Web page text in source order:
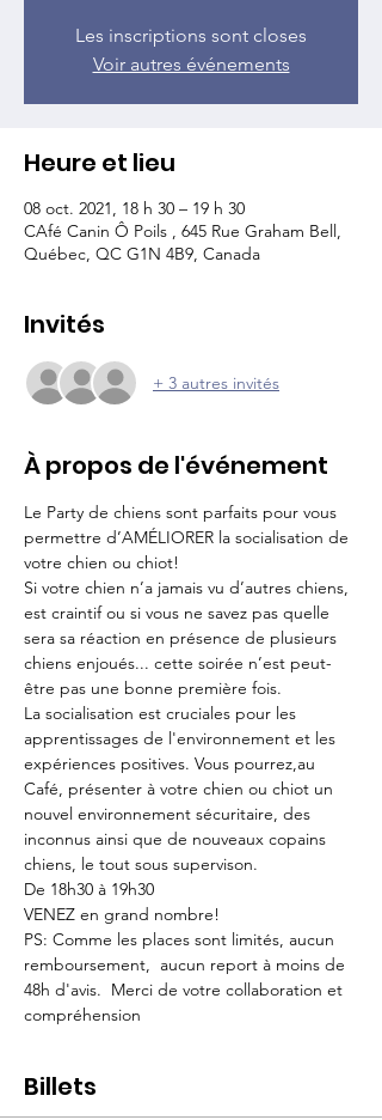
Les inscriptions sont closes
Voir autres événements
Heure et lieu
08 oct. 2021, 18 h 30 – 19 h 30
CAfé Canin Ô Poils , 645 Rue Graham Bell,
Québec, QC G1N 4B9, Canada
Invités
+ 3 autres invités
À propos de l'événement
Le Party de chiens sont parfaits pour vous
permettre d’AMÉLIORER la socialisation de
votre chien ou chiot!
Si votre chien n’a jamais vu d’autres chiens,
est craintif ou si vous ne savez pas quelle
sera sa réaction en présence de plusieurs
chiens enjoués... cette soirée n’est peut-
être pas une bonne première fois.
La socialisation est cruciales pour les
apprentissages de l'environnement et les
expériences positives. Vous pourrez,au
Café, présenter à votre chien ou chiot un
nouvel environnement sécuritaire, des
inconnus ainsi que de nouveaux copains
chiens, le tout sous supervison.
De 18h30 à 19h30
VENEZ en grand nombre!
PS: Comme les places sont limités, aucun
remboursement,  aucun report à moins de
48h d'avis.  Merci de votre collaboration et
compréhension
Billets